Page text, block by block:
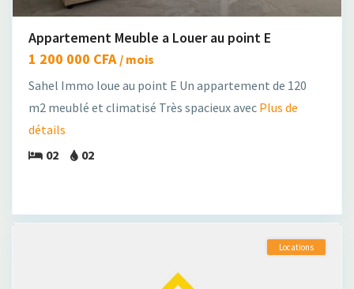
Appartement Meuble a Louer au point E
1 200 000 CFA / mois
Sahel Immo loue au point E Un appartement de 120
m2 meublé et climatisé Très spacieux avec Plus de
détails
02
02
Locations